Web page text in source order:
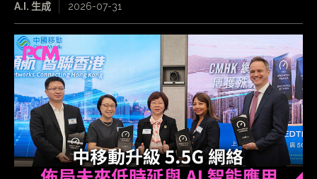
A.I. 生成 2026-07-31